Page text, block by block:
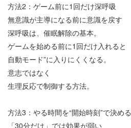
方法2 ：ゲーム前に1 回だけ深呼吸
無意識が主導になる前に意識を戻す
深呼吸は、催眠解除の基本。
ゲームを始める前に1 回だけ入れると
自動モード”に入りにくくなる。
意志ではなく
生理反応で制御する方法。
方法3 ：やる時間を“開始時刻”で決める
「30分だけ」では効果が弱い